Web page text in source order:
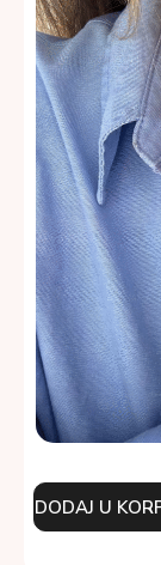
DODAJ U